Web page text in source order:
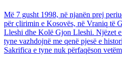
Më 7 gusht 1998, në njanën prej
për çlirimin e Kosovës, në Vraniq të
Lleshi dhe Kolë Gjon Lleshi. Njëzet
tyne vazhdojnë me qenë pjesë e
Sakrifica e tyne nuk përfaqëson